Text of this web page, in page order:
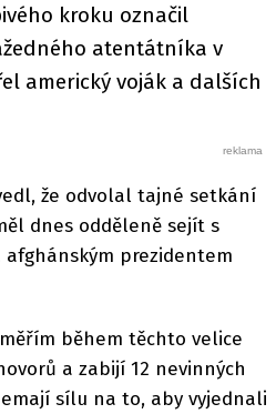
kroku označil
atentátníka v
americký voják a dalších
že odvolal tajné setkání
dnes odděleně sejít s
prezidentem
během těchto velice
a zabijí 12 nevinných
sílu na to, aby vyjednali